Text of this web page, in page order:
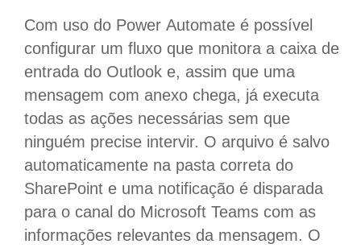
Com uso do Power Automate é possível
configurar um fluxo que monitora a caixa de
entrada do Outlook e, assim que uma
mensagem com anexo chega, já executa
todas as ações necessárias sem que
ninguém precise intervir. O arquivo é salvo
automaticamente na pasta correta do
SharePoint e uma notificação é disparada
para o canal do Microsoft Teams com as
informações relevantes da mensagem. O